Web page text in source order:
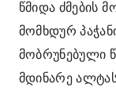
წმიდა ძმების
მომხდურ
მობრუნებული
მდინარე